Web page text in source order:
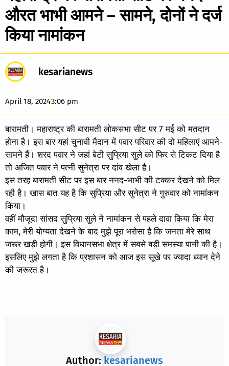
औरत भाभी आमने – सामने, दोनों ने दर्ज
किया नामांकन
kesarianews
April 18, 20243:06 pm
बारामती। महाराष्ट्र की बारामती लोकसभा सीट पर 7 मई को मतदान
होना है। इस बार यहां चुनावी मैदान में पवार परिवार की दो महिलाएं आमने-
सामने हैं। शरद पवार ने जहां बेटी सुप्रिया सुले को फिर से टिकट दिया है
तो अजित पवार ने पत्नी सुनेत्रा पर दांव खेला है।
इस तरह बारामती सीट पर इस बार ननद-भाभी की टक्कर देखने को मिल
रही है। खास बात यह है कि सुप्रिया और सुनेत्रा ने गुरुवार को नामांकन
किया।
वहीं मौजूदा सांसद सुप्रिया सुले ने नामांकन से पहले दावा किया कि मेरा
काम, मेरी योग्यता देखने के बाद मुझे पूरा भरोसा है कि जनता मेरे साथ
जरूर खड़ी होगी। इस विधानसभा क्षेत्र में सबसे बड़ी समस्या पानी की है।
इसलिए मुझे लगता है कि प्रशासन को आज इस सूखे पर ज्यादा ध्यान देने
की जरूरत है।
Author: kesarianews